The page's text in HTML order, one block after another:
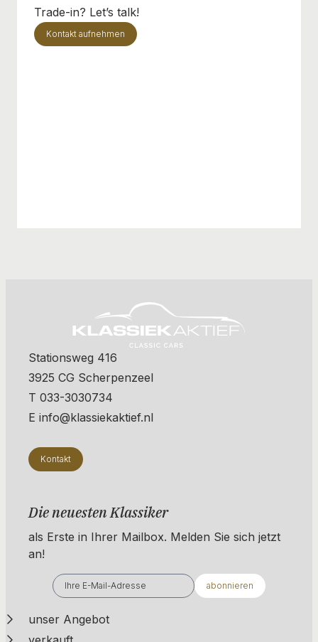
Trade-in? Let’s talk!
Kontakt aufnehmen
Stationsweg 416
3925 CG Scherpenzeel
T 033-3030734
E info@klassiekaktief.nl
Kontakt
Die neuesten Klassiker
als Erste in Ihrer Mailbox. ​​​​​​Melden Sie sich jetzt
an!
abonnieren
unser Angebot